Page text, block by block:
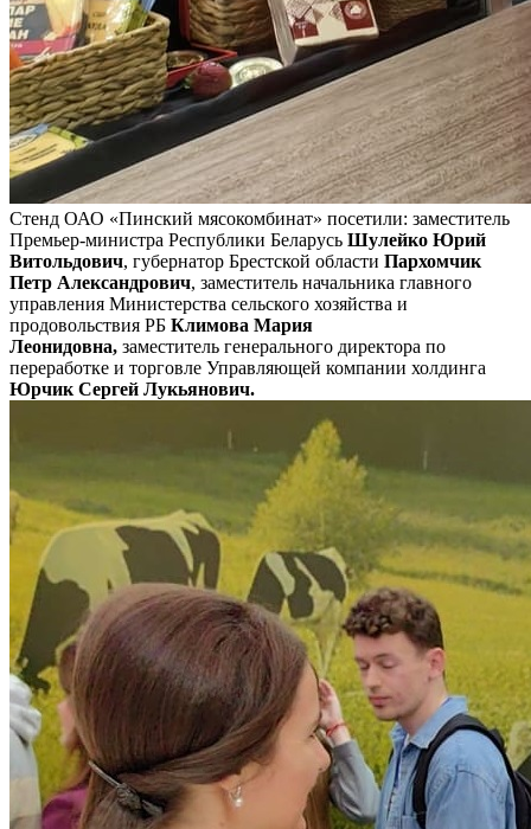
Стенд ОАО «Пинский мясокомбинат» посетили: заместитель
Премьер-министра Республики Беларусь Шулейко Юрий
Витольдович, губернатор Брестской области Пархомчик
Петр Александрович, заместитель начальника главного
управления Министерства сельского хозяйства и
продовольствия РБ Климова Мария
Леонидовна, заместитель генерального директора по
переработке и торговле Управляющей компании холдинга
Юрчик Сергей Лукьянович.